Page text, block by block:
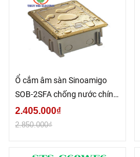
Ổ cắm âm sàn Sinoamigo
SOB-2SFA chống nước chính
hãng
2.405.000₫
2.850.000₫